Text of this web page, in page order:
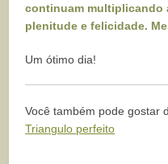
continuam multiplicando
plenitude e felicidade.
Um ótimo dia!
Você também pode gostar
Triangulo perfeito